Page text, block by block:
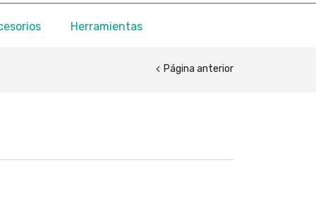
Herramientas
Página anterior